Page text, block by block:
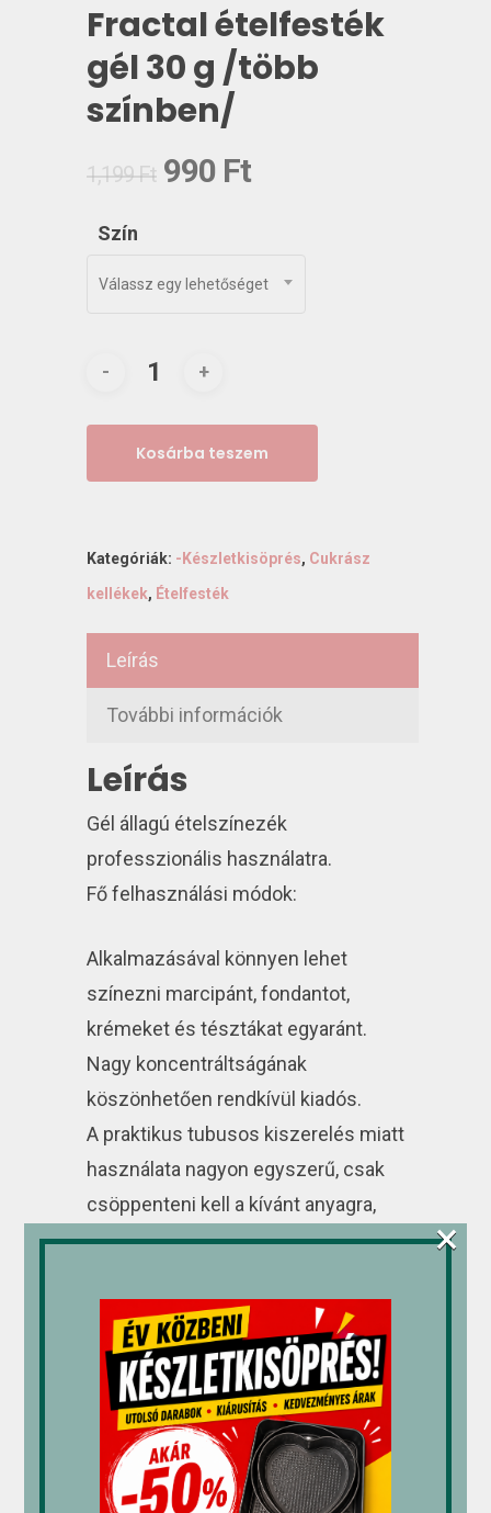
Fractal ételfesték
gél 30 g /több
színben/
1,199Ft Original
1,199 Ft.
990 FtCurrent
Szín
Válassz egy lehetőséget
Kosárba teszem
Kategóriák: -Készletkisöprés, Cukrász
kellékek, Ételfesték
Leírás
További információk
Leírás
Gél állagú ételszínezék
professzionális használatra.
Fő felhasználási módok:
Alkalmazásával könnyen lehet
színezni marcipánt, fondantot,
krémeket és tésztákat egyaránt.
Nagy koncentráltságának
köszönhetően rendkívül kiadós.
A praktikus tubusos kiszerelés miatt
használata nagyon egyszerű, csak
csöppenteni kell a kívánt anyagra,
majd alaposan eldolgozni.
Átlagos minőségmegőrzési idő:
gyártástól számított 3 év
Tárolás: fénytől védve.
*A gyermekek tevékenységére és
figyelmére káros hatást gyakorolhat.
×